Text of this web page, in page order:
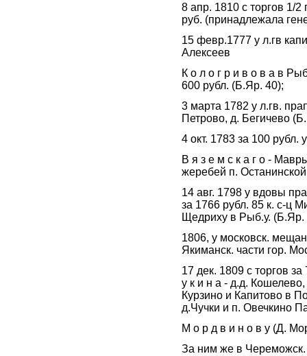
8 апр. 1810 с торгов 1/
руб. (принадлежала
15 февр.1777 у л.гв
Алексеев
К о л о г р и в о в а в
600 рубл. (Б.Яр. 40);
3 марта 1782 у л.гв.
Петрово, д. Бегичево
4 окт. 1783 за 100
В я з е м с к а г о -
жеребей п.
14 авг. 1798 у вдовы
за 1766 рубл. 85 к. с-ц
Щедриху в Рыб.у. (Б.Яр.
1806, у московск.
Якиманск. части гор.
17 дек. 1809 с торгов
у к и н а - д.д.
Курзино и Капитово в
д.Чучки и п. Овечкино
М о р д в и н о в у (Д.
За ним же в Череможск.